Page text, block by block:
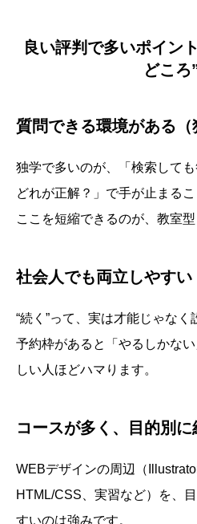
良い評判で多いポイン
どころ”
質問できる環境がある（
独学で多いのが、「検索して
どれが正解？」で手が止まるこ
ここを短縮できるのが、教室
社会人でも両立しやすい
“続く”って、実は才能じゃなく
予約枠があると「やるしかな
しい人ほどハマります。
コースが多く、目的別
WEBデザインの周辺（
HTML/CSS、実習など）を、
すいのは強みです。